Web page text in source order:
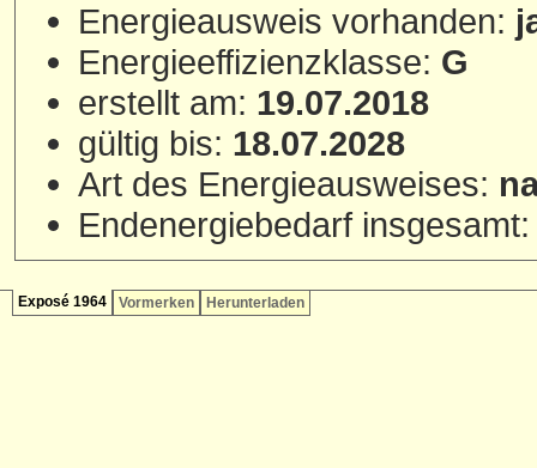
Energieausweis vorhanden:
Energieeffizienzklasse: G
erstellt am: 19.07.2018
gültig bis: 18.07.2028
Art des Energieausweises:
Endenergiebedarf
Exposé 1964 Vormerken Herunterladen